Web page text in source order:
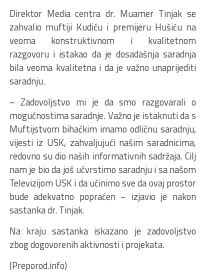
Direktor Media centra dr. Muamer Tinjak se
zahvalio muftiji Kudiću i premijeru Hušiću na
veoma konstruktivnom i kvalitetnom
razgovoru i istakao da je dosadašnja saradnja
bila veoma kvalitetna i da je važno unaprijediti
saradnju.
– Zadovoljstvo mi je da smo razgovarali o
mogućnostima saradnje. Važno je istaknuti da s
Muftijstvom bihaćkim imamo odličnu saradnju,
vijesti iz USK, zahvaljujući našim saradnicima,
redovno su dio naših informativnih sadržaja. Cilj
nam je bio da još učvrstimo saradnju i sa našom
Televizijom USK i da učinimo sve da ovaj prostor
bude adekvatno popraćen – izjavio je nakon
sastanka dr. Tinjak.
Na kraju sastanka iskazano je zadovoljstvo
zbog dogovorenih aktivnosti i projekata.
(Preporod.info)